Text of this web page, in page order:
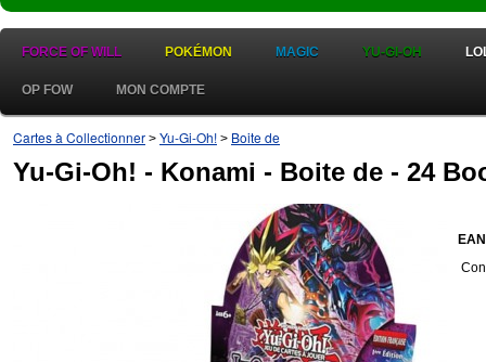
FORCE OF WILL POKÉMON MAGIC YU-GI-OH
OP FOW MON COMPTE
Cartes à Collectionner > Yu-Gi-Oh! > Boite de
Yu-Gi-Oh! - Konami - Boite de - 24